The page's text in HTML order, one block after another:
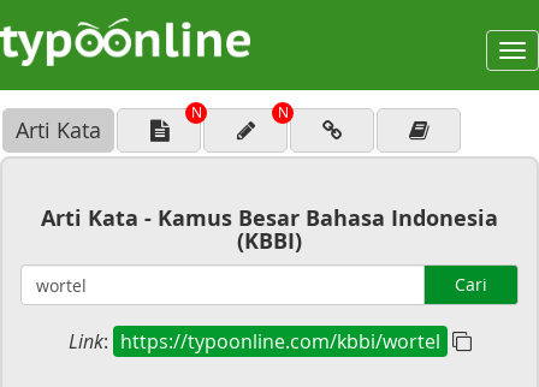
Arti Kata
N N
Arti Kata - Kamus Besar Bahasa Indonesia
(KBBI)
Cari
Link: https://typoonline.com/kbbi/wortel